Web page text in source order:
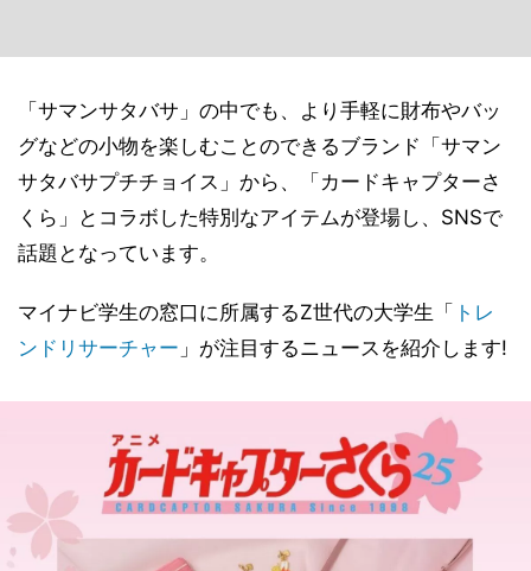
「サマンサタバサ」の中でも、より手軽に財布やバッ
グなどの小物を楽しむことのできるブランド「サマン
サタバサプチチョイス」から、「カードキャプターさ
くら」とコラボした特別なアイテムが登場し、SNSで
話題となっています。
マイナビ学生の窓口に所属するZ世代の大学生「 トレ
ンドリサーチャー 」が注目するニュースを紹介します!